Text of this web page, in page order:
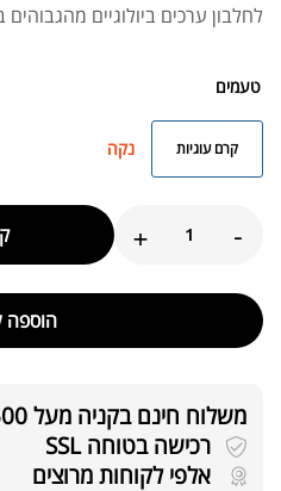
לחלבון ערכים ביולוגיים
טעמים
קרם עוגיות נקה
-
+
הוספה
משלוח חינם בקניה מעל ₪500
רכישה בטוחה SSL
אלפי לקוחות מרוצים